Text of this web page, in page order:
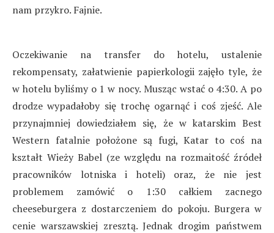
nam przykro. Fajnie.
Oczekiwanie na transfer do hotelu, ustalenie
rekompensaty, załatwienie papierkologii zajęło tyle, że
w hotelu byliśmy o 1 w nocy. Musząc wstać o 4:30. A po
drodze wypadałoby się trochę ogarnąć i coś zjeść. Ale
przynajmniej dowiedziałem się, że w katarskim Best
Western fatalnie położone są fugi, Katar to coś na
kształt Wieży Babel (ze względu na rozmaitość źródeł
pracowników lotniska i hoteli) oraz, że nie jest
problemem zamówić o 1:30 całkiem zacnego
cheeseburgera z dostarczeniem do pokoju. Burgera w
cenie warszawskiej zresztą. Jednak drogim państwem